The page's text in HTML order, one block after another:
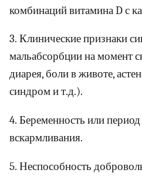
комбинаций витамина D с
3. Клинические признаки
мальабсорбции на момент
диарея, боли в животе,
синдром и т.д.).
4. Беременность или
вскармливания.
5. Неспособность